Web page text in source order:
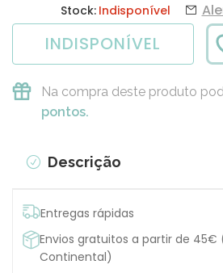
Stock: Indisponível
INDISPONÍVEL
Na compra deste produto
pontos.
Descrição
Entregas rápidas
Envios gratuitos a partir de 45€
Continental)